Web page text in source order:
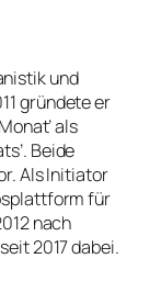
und
gründete er
als
Beide
Als Initiator
für
nach
2017 dabei.